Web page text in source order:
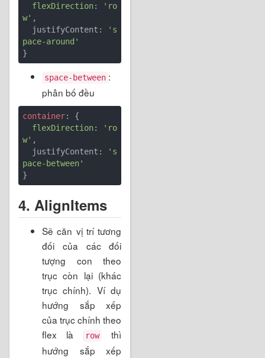
flexDirection:
'ro
w' ,
  justifyContent:
's
pace-around'
space-between :
phân bố đều
container: {
flexDirection:
'ro
w' ,
  justifyContent:
's
pace-between'
4. AlignItems
Sẽ căn vị trí tương
đối của các đối
tượng con theo
trục còn lại (khác
trục chính). Ví dụ
hướng sắp xếp
của trục chính theo
flex là
row
thì
hướng sắp xếp